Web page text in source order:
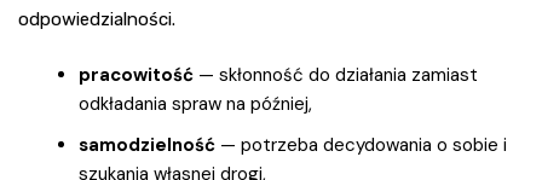
odpowiedzialności.
pracowitość — skłonność do działania zamiast
odkładania spraw na później,
samodzielność — potrzeba decydowania o sobie i
szukania własnej drogi,